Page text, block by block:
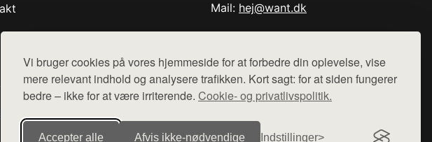
Vi bruger cookies på vores hjemmeside for at forbedre din oplevelse, vise
mere relevant indhold og analysere trafikken. Kort sagt: for at siden fungerer
bedre – ikke for at være irriterende. Cookie- og privatlivspolitik.
Accepter alle Afvis ikke‑nødvendige Indstillinger
Mail: hej@want.dk
diverse webshops. Der sælges ikke varer fra denne side - vi henviser til de shops,